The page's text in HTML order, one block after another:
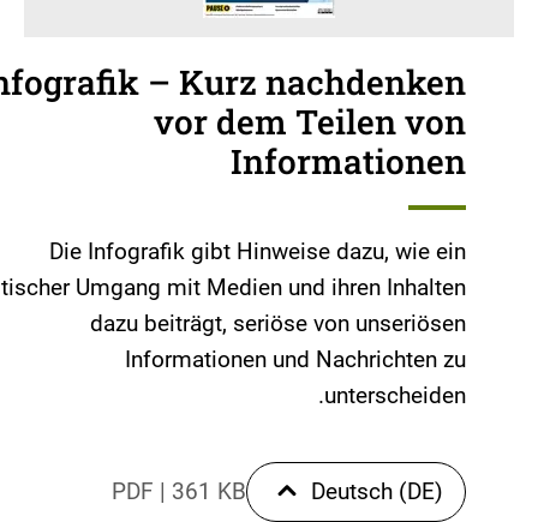
– Kurz nachdenken
vor dem Teilen von
Informationen
Die Infografik gibt Hinweise dazu, wie ein
Umgang mit Medien und ihren Inhalten
dazu beiträgt, seriöse von unseriösen
Informationen und Nachrichten zu
unterscheiden.
Deutsch (DE)
PDF | 361 KB